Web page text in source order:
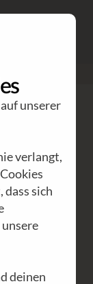
unserer
verlangt,
sich
deinen